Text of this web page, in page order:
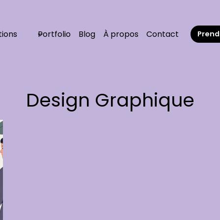
Portfolio Blog À propos Contact
Design Graphique